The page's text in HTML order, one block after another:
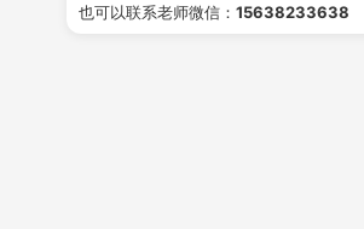
也可以联系老师微信： 15638233638